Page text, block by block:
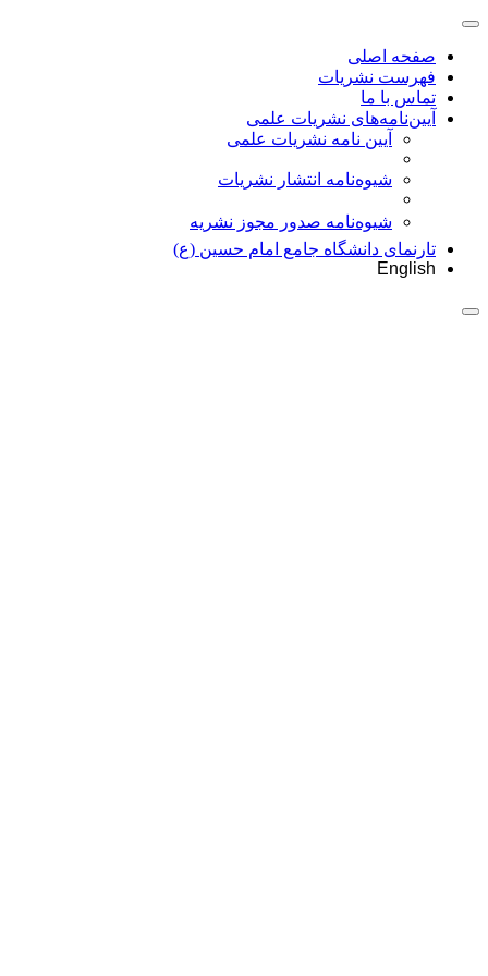
صفحه اصلی
فهرست نشریات
تماس با ما
آیین‌نامه‌های نشریات علمی
آیین نامه نشریات علمی
شیوه‌نامه انتشار نشریات
شیوهنامه صدور مجوز نشریه
تارنمای دانشگاه جامع امام حسین (ع)
English